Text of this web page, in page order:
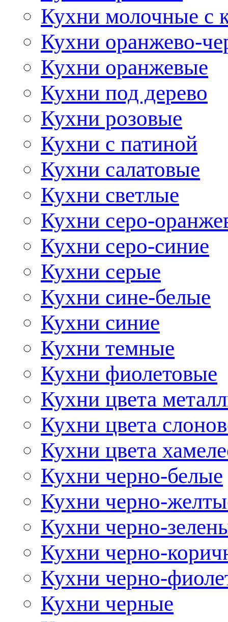
Кухни молочные с
Кухни оранжево-
Кухни оранжевые
Кухни под дерево
Кухни розовые
Кухни с патиной
Кухни салатовые
Кухни светлые
Кухни серо-
Кухни серо-синие
Кухни серые
Кухни сине-белые
Кухни синие
Кухни темные
Кухни фиолетовые
Кухни цвета
Кухни цвета
Кухни цвета
Кухни черно-белые
Кухни черно-
Кухни черно-
Кухни черно-
Кухни черно-
Кухни черные